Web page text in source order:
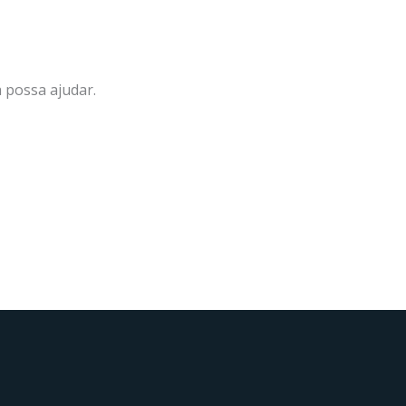
ajudar.